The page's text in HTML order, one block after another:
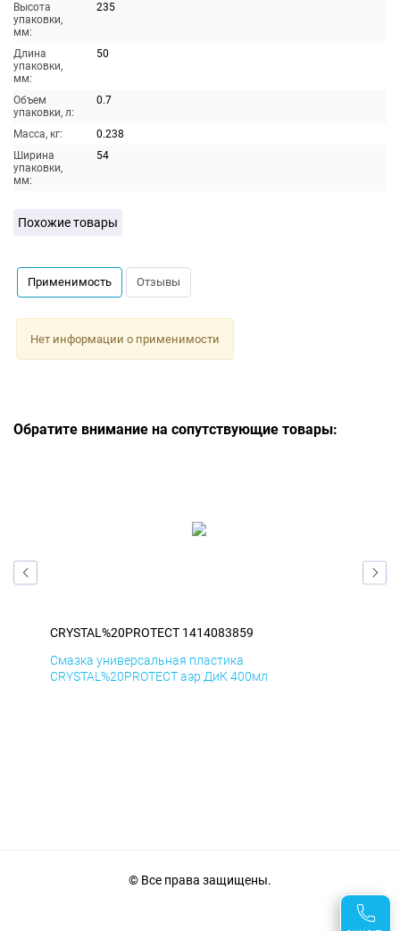
Высота
упаковки,
мм:
235
Длина
упаковки,
мм:
50
Объем
упаковки, л:
0.7
Масса, кг:
0.238
Ширина
упаковки,
мм:
54
Похожие товары
Применимость Отзывы
Нет информации о применимости
Обратите внимание на сопутствующие товары:
CRYSTAL%20PROTECT 1414083859
Смазка универсальная пластика
CRYSTAL%20PROTECT аэр ДиК 400мл
© Все права защищены.